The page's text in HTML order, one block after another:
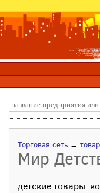
Торговая сеть →
Мир
детские товары: